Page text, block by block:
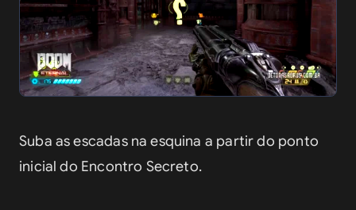
Suba as escadas na esquina a partir do ponto
inicial do Encontro Secreto.